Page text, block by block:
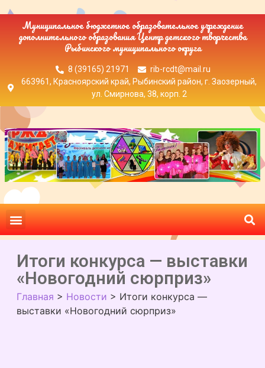
Муниципальное бюджетное образовательное учреждение
дополнительного образования Центр детского творчества
Рыбинского муниципального округа
8 (39165) 21971
rib-rcdt@mail.ru
663961, Красноярский край, Рыбинский район, г. Заозерный,
ул. Смирнова, 38, корп. 2
Итоги конкурса — выставки
«Новогодний сюрприз»
Главная > Новости > Итоги конкурса —
выставки «Новогодний сюрприз»